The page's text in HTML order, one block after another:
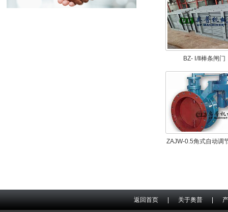
BZ- Ⅰ/Ⅱ棒条闸门
ZAJW-0.5角式自动调
返回首页 关于奥普